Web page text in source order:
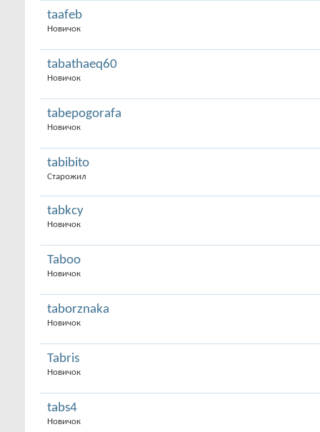
taafeb
Новичок
tabathaeq60
Новичок
tabepogorafa
Новичок
tabibito
Старожил
tabkcy
Новичок
Taboo
Новичок
taborznaka
Новичок
Tabris
Новичок
tabs4
Новичок